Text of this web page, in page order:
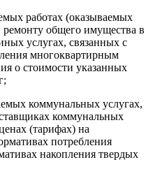
работах (оказываемых
общего имущества в
услугах, связанных с
многоквартирным
о стоимости указанных
коммунальных услугах,
коммунальных
(тарифах) на
потребления
накопления твердых